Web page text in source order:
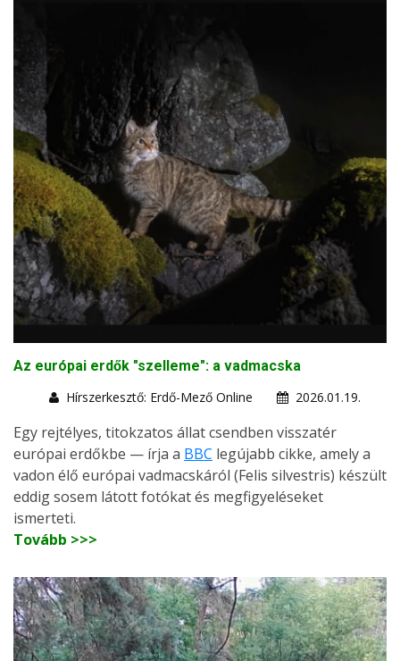
Az európai erdők "szelleme": a vadmacska
Hírszerkesztő: Erdő-Mező Online
2026.01.19.
Egy rejtélyes, titokzatos állat csendben visszatér
európai erdőkbe — írja a BBC legújabb cikke, amely a
vadon élő európai vadmacskáról (Felis silvestris) készült
eddig sosem látott fotókat és megfigyeléseket
ismerteti.
Tovább >>>